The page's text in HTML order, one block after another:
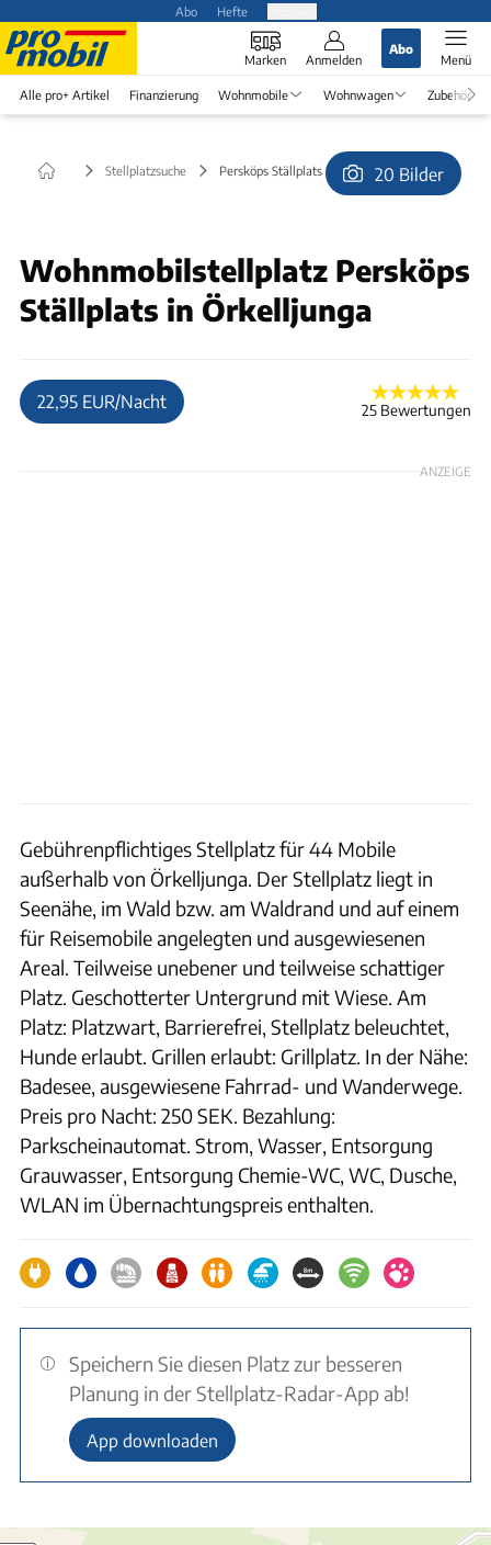
Abo Hefte
Marken Anmelden
Abo
Menü
Alle pro+ Artikel Finanzierung Wohnmobile Wohnwagen Zubehör
Stellplatzsuche Persköps Ställplats in Örkelljunga20 Bilder
Wohnmobilstellplatz Persköps
Ställplats in Örkelljunga
22,95 EUR/Nacht 25 Bewertungen
ANZEIGE
Gebührenpflichtiges Stellplatz für 44 Mobile
außerhalb von Örkelljunga. Der Stellplatz liegt in
Seenähe, im Wald bzw. am Waldrand und auf einem
für Reisemobile angelegten und ausgewiesenen
Areal. Teilweise unebener und teilweise schattiger
Platz. Geschotterter Untergrund mit Wiese. Am
Platz: Platzwart, Barrierefrei, Stellplatz beleuchtet,
Hunde erlaubt. Grillen erlaubt: Grillplatz. In der Nähe:
Badesee, ausgewiesene Fahrrad- und Wanderwege.
Preis pro Nacht: 250 SEK. Bezahlung:
Parkscheinautomat. Strom, Wasser, Entsorgung
Grauwasser, Entsorgung Chemie-WC, WC, Dusche,
WLAN im Übernachtungspreis enthalten.
Speichern Sie diesen Platz zur besseren
Planung in der Stellplatz-Radar-App ab!
App downloaden